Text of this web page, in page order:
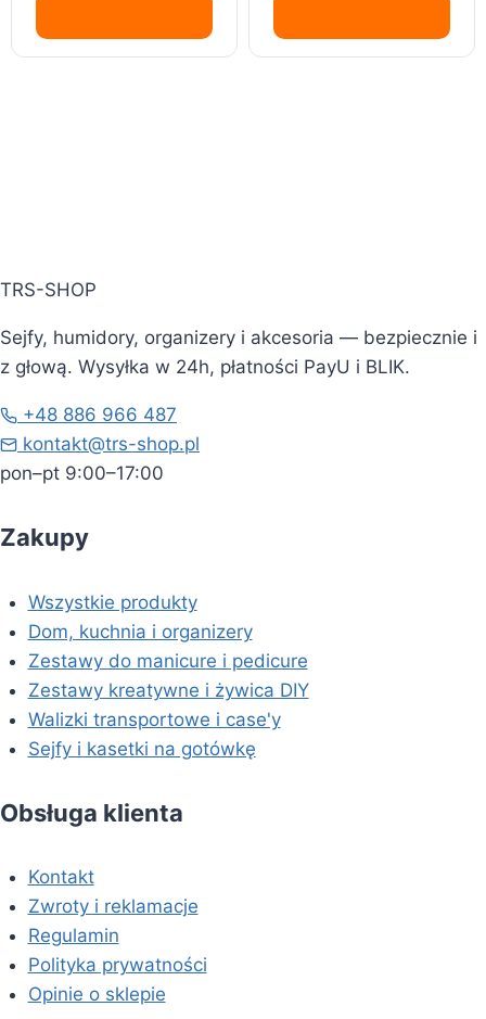
TRS-SHOP
Sejfy, humidory, organizery i akcesoria — bezpiecznie i
z głową. Wysyłka w 24h, płatności PayU i BLIK.
+48 886 966 487
kontakt@trs-shop.pl
pon–pt 9:00–17:00
Zakupy
Wszystkie produkty
Dom, kuchnia i organizery
Zestawy do manicure i pedicure
Zestawy kreatywne i żywica DIY
Walizki transportowe i case'y
Sejfy i kasetki na gotówkę
Obsługa klienta
Kontakt
Zwroty i reklamacje
Regulamin
Polityka prywatności
Opinie o sklepie